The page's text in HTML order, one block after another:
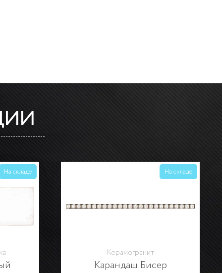
На складе На складе
Керамическая плитка
Декор Монпарнас